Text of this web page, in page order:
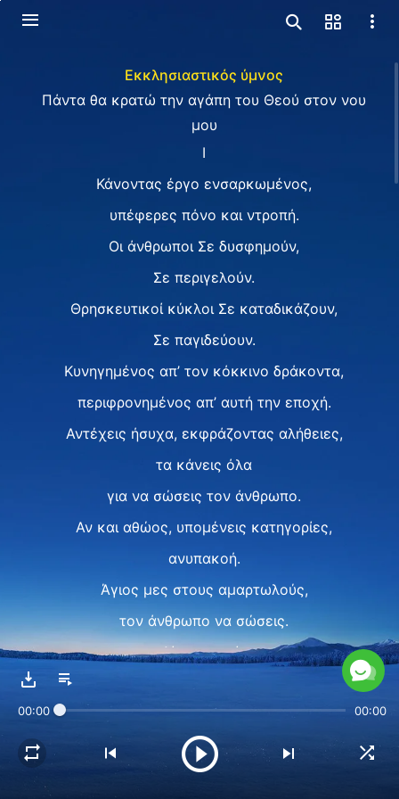
Εκκλησιαστικός ύμνος
Πάντα θα κρατώ την αγάπη του Θεού στον νου
μου
Ⅰ
Κάνοντας έργο ενσαρκωμένος,
υπέφερες πόνο και ντροπή.
Οι άνθρωποι Σε δυσφημούν,
Σε περιγελούν.
Θρησκευτικοί κύκλοι Σε καταδικάζουν,
Σε παγιδεύουν.
Κυνηγημένος απ’ τον κόκκινο δράκοντα,
περιφρονημένος απ’ αυτή την εποχή.
Αντέχεις ήσυχα, εκφράζοντας αλήθειες,
τα κάνεις όλα
για να σώσεις τον άνθρωπο.
Αν και αθώος, υπομένεις κατηγορίες,
ανυπακοή.
Άγιος μες στους αμαρτωλούς,
τον άνθρωπο να σώσεις.
Δίνεις χωρίς
Ω, Θεέ, είσαι τόσο υπέροχος.
Ο λόγος ζωής Σου
για πάντα στις καρδιές μας.
00:00 00:00